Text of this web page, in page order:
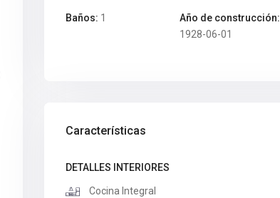
Baños: 1
Año de construcción:
1928-06-01
Características
DETALLES INTERIORES
Cocina Integral